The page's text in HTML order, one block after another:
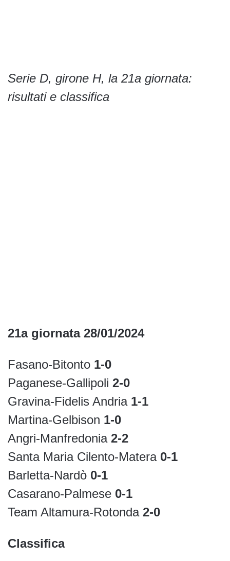
Serie D, girone H, la 21a giornata:
risultati e classifica
21a giornata 28/01/2024
Fasano-Bitonto 1-0
Paganese-Gallipoli 2-0
Gravina-Fidelis Andria 1-1
Martina-Gelbison 1-0
Angri-Manfredonia 2-2
Santa Maria Cilento-Matera 0-1
Barletta-Nardò 0-1
Casarano-Palmese 0-1
Team Altamura-Rotonda 2-0
Classifica